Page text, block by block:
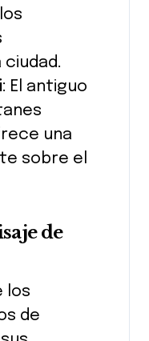
: El antiguo
una
sobre el
de
los
de